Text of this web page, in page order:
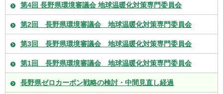
第4回 長野県環境審議会 地球温暖化対策専門委員会
第2回 長野県環境審議会 地球温暖化対策専門委員会
第3回 長野県環境審議会 地球温暖化対策専門委員会
第1回 長野県環境審議会 地球温暖化対策専門委員会
長野県ゼロカーボン戦略の検討・中間見直し経過